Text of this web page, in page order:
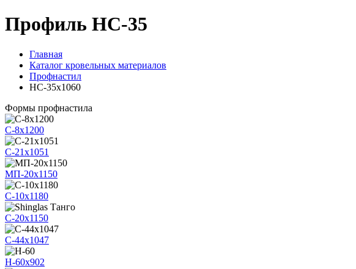
Профиль НС-35
Главная
Каталог кровельных материалов
Профнастил
НС-35x1060
Формы профнастила
С-8x1200
C-21x1051
МП-20x1150
С-10x1180
C-20x1150
C-44x1047
Н-60x902